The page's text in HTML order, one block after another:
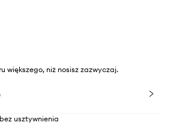
większego, niż nosisz zazwyczaj.
bez usztywnienia